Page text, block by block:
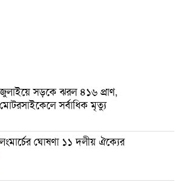
জুলাইয়ে সড়কে ঝরল ৪১৬ প্রাণ,
মোটরসাইকেলে সর্বাধিক মৃত্যু
লংমার্চের ঘোষণা ১১ দলীয় ঐক্যের